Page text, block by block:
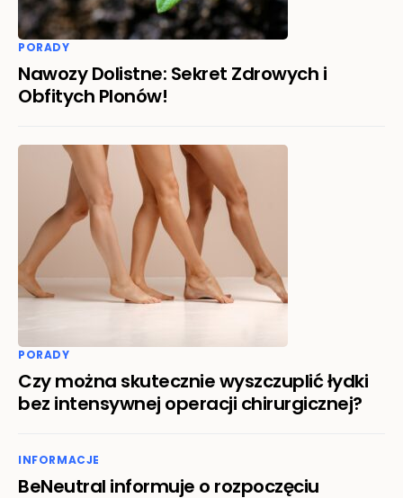
PORADY
Nawozy Dolistne: Sekret Zdrowych i
Obfitych Plonów!
PORADY
Czy można skutecznie wyszczuplić łydki
bez intensywnej operacji chirurgicznej?
INFORMACJE
BeNeutral informuje o rozpoczęciu